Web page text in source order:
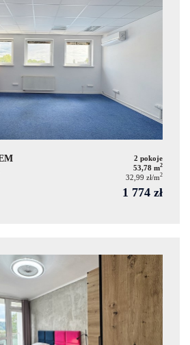
2 pokoje
53,78 m2
32,99 zł/m2
1 774 zł